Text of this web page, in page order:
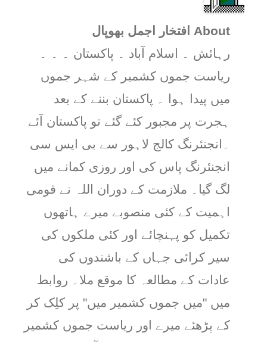
About افتخار اجمل بھوپال
رہائش ۔ اسلام آباد ۔ پاکستان ۔ ۔ ۔
ریاست جموں کشمیر کے شہر جموں
میں پیدا ہوا ۔ پاکستان بننے کے بعد
ہجرت پر مجبور کئے گئے تو پاکستان آئے
۔انجنئرنگ کالج لاہور سے بی ایس سی
انجنئرنگ پاس کی اور روزی کمانے میں
لگ گیا۔ ملازمت کے دوران اللہ نے قومی
اہمیت کے کئی منصوبے میرے ہاتھوں
تکمیل کو پہنچائے اور کئی ملکوں کی
سیر کرائی جہاں کے باشندوں کی
عادات کے مطالعہ کا موقع ملا۔ روابط
میں "میں جموں کشمیر میں" پر کلِک کر
کے پڑھئے میرے اور ریاست جموں کشمیر